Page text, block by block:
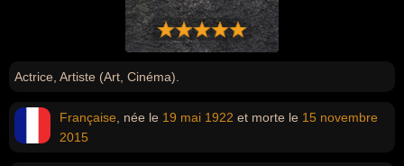
Actrice, Artiste (Art, Cinéma).
Française , née le 19 mai 1922 et morte le 15 novembre
2015